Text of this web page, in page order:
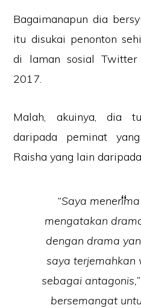
Bagaimanapun dia
itu disukai penonton
di laman sosial
2017.
Malah, akuinya, dia
daripada peminat
Raisha yang lain
“Saya
mengatakan
dengan drama
saya
sebagai
bersemangat